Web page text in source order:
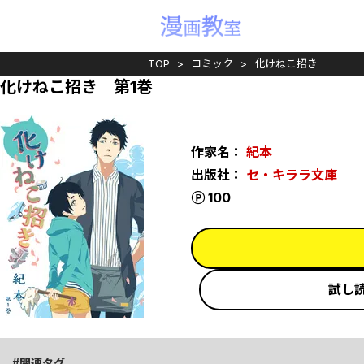
TOP コミック 化けねこ招き
化けねこ招き 第1巻
作家名： 紀本
出版社： セ・キララ文庫
100
ポイント
試し